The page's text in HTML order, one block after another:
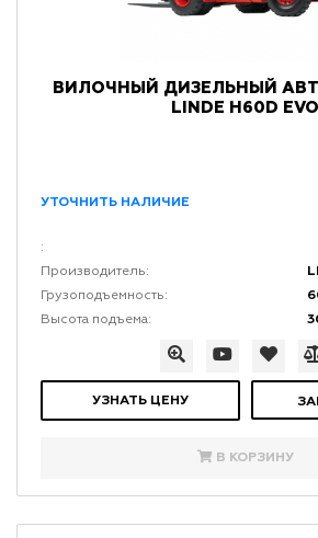
ВИЛОЧНЫЙ ДИЗЕЛЬНЫЙ
LINDE H60D EVO
УТОЧНИТЬ НАЛИЧИЕ
:
Производитель:
Грузоподъемность:
Высота подъема:
УЗНАТЬ ЦЕНУ
В КОРЗИНУ